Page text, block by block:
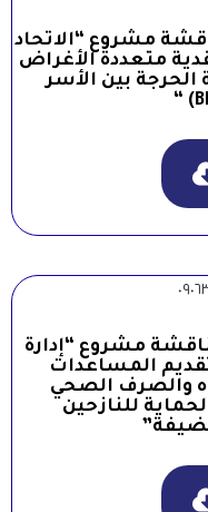
مشروع “الاتحاد
متعددة الأغراض
الحرجة بين الأسر
مشروع “إدارة
المساعدات
والصرف الصحي
للنازحين